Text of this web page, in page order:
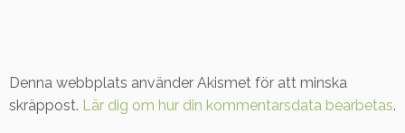
Denna webbplats använder Akismet för att minska
skräppost. Lär dig om hur din kommentarsdata bearbetas.